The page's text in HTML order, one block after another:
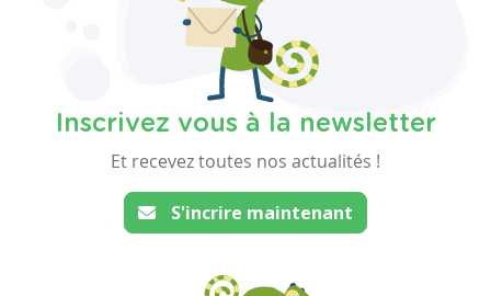
Inscrivez vous à la newsletter
Et recevez toutes nos actualités !
S'incrire maintenant